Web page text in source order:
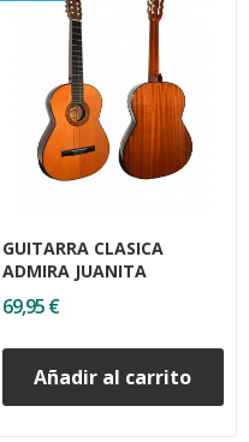
GUITARRA CLASICA
ADMIRA JUANITA
69,95 €
Añadir al carrito